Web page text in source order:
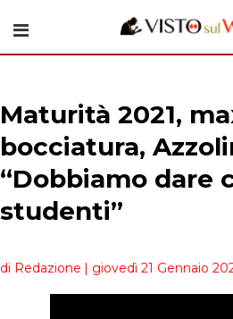
Maturità 2021,
bocciatura,
“Dobbiamo dare
studenti”
di Redazione | giovedì 21 Gennaio